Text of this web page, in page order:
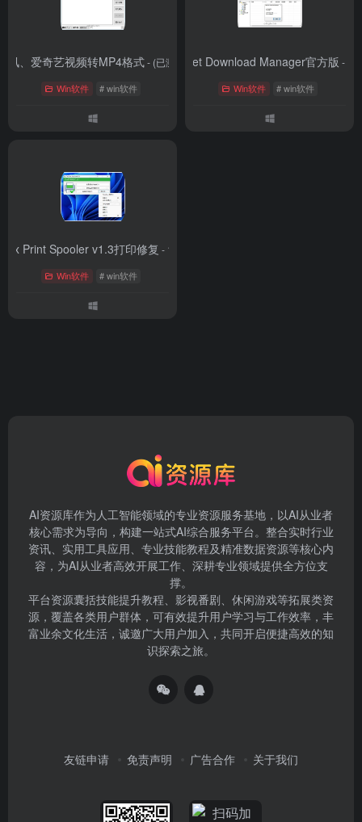
讯、爱奇艺视频转MP4格式- (已测试)
Win软件 # win软件
Internet Download Manager官方版 - 最
Win软件 # win软件
Fix Print Spooler v1.3打印修复 - 1.3
Win软件 # win软件
AI资源库作为人工智能领域的专业资源服务基地，以AI从业者
核心需求为导向，构建一站式AI综合服务平台。整合实时行业
资讯、实用工具应用、专业技能教程及精准数据资源等核心内
容，为AI从业者高效开展工作、深耕专业领域提供全方位支
撑。
平台资源囊括技能提升教程、影视番剧、休闲游戏等拓展类资
源，覆盖各类用户群体，可有效提升用户学习与工作效率，丰
富业余文化生活，诚邀广大用户加入，共同开启便捷高效的知
识探索之旅。
友链申请 免责声明 广告合作 关于我们